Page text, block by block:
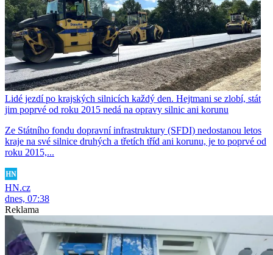
Lidé jezdí po krajských silnicích každý den. Hejtmani se zlobí, stát
jim poprvé od roku 2015 nedá na opravy silnic ani korunu
Ze Státního fondu dopravní infrastruktury (SFDI) nedostanou letos
kraje na své silnice druhých a třetích tříd ani korunu, je to poprvé od
roku 2015,...
HN.cz
dnes, 07:38
Reklama